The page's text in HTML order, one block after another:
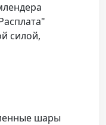
силой,
шары